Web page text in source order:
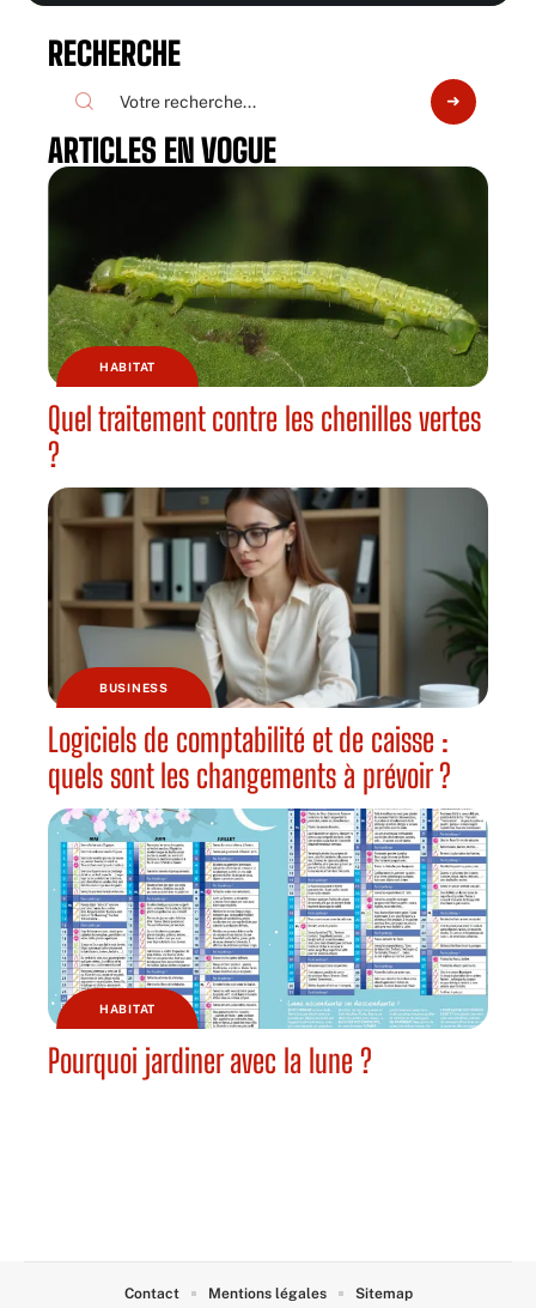
RECHERCHE
ARTICLES EN VOGUE
HABITAT
Quel traitement contre les chenilles vertes
?
BUSINESS
Logiciels de comptabilité et de caisse :
quels sont les changements à prévoir ?
HABITAT
Pourquoi jardiner avec la lune ?
Contact Mentions légales Sitemap